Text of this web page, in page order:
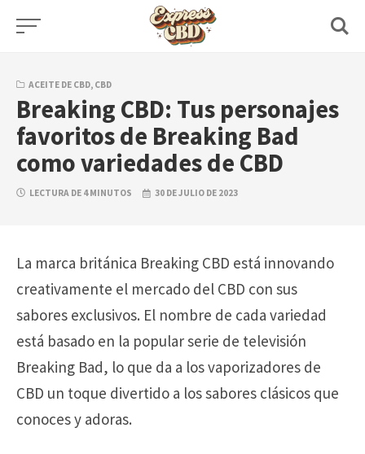
Skip
ACEITE DE CBD, CBD
Breaking CBD: Tus personajes
favoritos de Breaking Bad
como variedades de CBD
LECTURA DE 4 MINUTOS 30 DE JULIO DE 2023
La marca británica Breaking CBD está innovando
creativamente el mercado del CBD con sus
sabores exclusivos. El nombre de cada variedad
está basado en la popular serie de televisión
Breaking Bad, lo que da a los vaporizadores de
CBD un toque divertido a los sabores clásicos que
conoces y adoras.